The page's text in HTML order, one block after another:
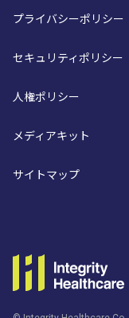
プライバシーポリシー
セキュリティポリシー
人権ポリシー
メディアキット
サイトマップ